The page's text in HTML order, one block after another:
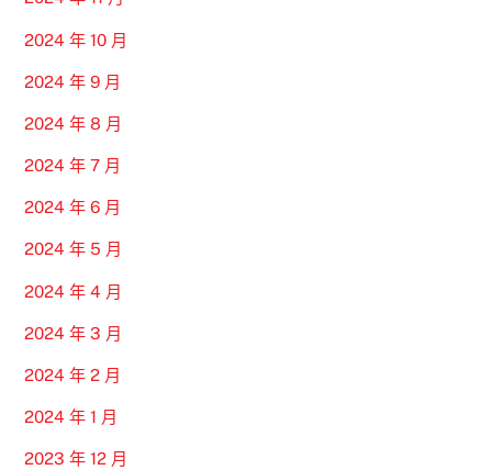
2024 年 10 月
2024 年 9 月
2024 年 8 月
2024 年 7 月
2024 年 6 月
2024 年 5 月
2024 年 4 月
2024 年 3 月
2024 年 2 月
2024 年 1 月
2023 年 12 月